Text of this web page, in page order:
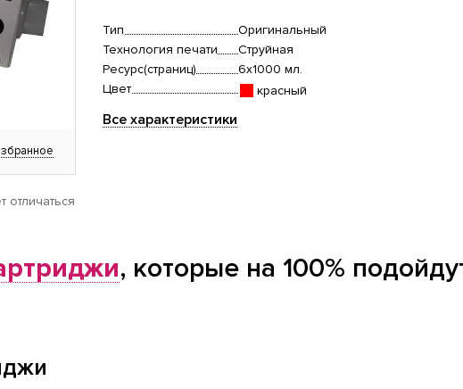
отличаться
Тип
Оригинальный
Технология печати
Струйная
Ресурс(страниц)
6x1000 мл.
Цвет
красный
Все характеристики
, которые на 100%